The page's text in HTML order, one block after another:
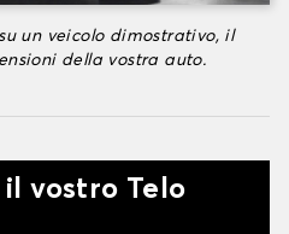
un veicolo dimostrativo, il
della vostra auto.
vostro Telo